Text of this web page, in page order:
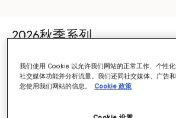
2026秋季系列
由 98% 责任采购的材质打造。
我们使用 Cookie 以允许我们网站的正常工作、个性
社交媒体功能并分析流量。我们还同社交媒体、广告
您使用我们网站的信息。
Cookie 政策